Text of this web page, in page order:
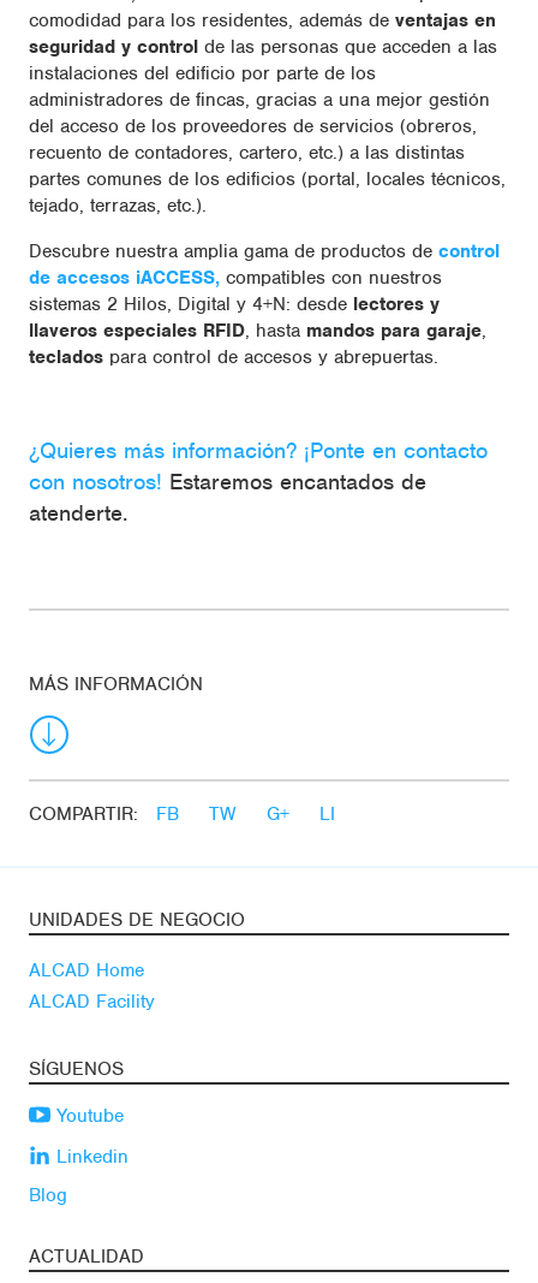
comodidad para los residentes, además de ventajas en
seguridad y control de las personas que acceden a las
instalaciones del edificio por parte de los
administradores de fincas, gracias a una mejor gestión
del acceso de los proveedores de servicios (obreros,
recuento de contadores, cartero, etc.) a las distintas
partes comunes de los edificios (portal, locales técnicos,
tejado, terrazas, etc.).
Descubre nuestra amplia gama de productos de control
de accesos iACCESS, compatibles con nuestros
sistemas 2 Hilos, Digital y 4+N: desde lectores y
llaveros especiales RFID, hasta mandos para garaje,
teclados para control de accesos y abrepuertas.
¿Quieres más información? ¡Ponte en contacto
con nosotros! Estaremos encantados de
atenderte.
MÁS INFORMACIÓN
COMPARTIR: FB TW G+ LI
UNIDADES DE NEGOCIO
ALCAD Home
ALCAD Facility
SÍGUENOS
Youtube
Linkedin
Blog
ACTUALIDAD